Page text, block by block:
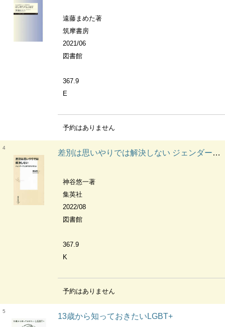
遠藤まめた著
筑摩書房
2021/06
図書館
367.9
E
予約はありません
4
差別は思いやりでは解決しない ジェンダーやLGBTQから考える 集英社新書
神谷悠一著
集英社
2022/08
図書館
367.9
K
予約はありません
5
13歳から知っておきたいLGBT+